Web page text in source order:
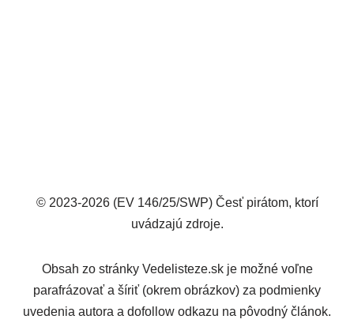
© 2023-2026 (EV 146/25/SWP) Česť pirátom, ktorí
uvádzajú zdroje.
Obsah zo stránky Vedelisteze.sk je možné voľne
parafrázovať a šíriť (okrem obrázkov) za podmienky
uvedenia autora a dofollow odkazu na pôvodný článok.